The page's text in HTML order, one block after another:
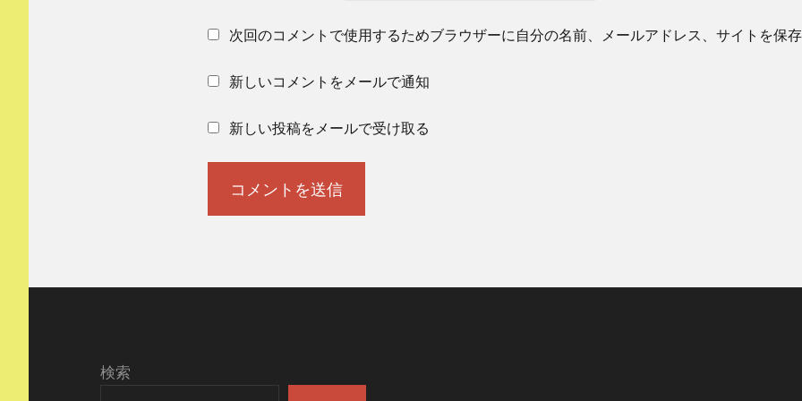
次回のコメントで使用するためブラウザーに自分の名前、メールアドレス、サイトを保
新しいコメントをメールで通知
新しい投稿をメールで受け取る
検索